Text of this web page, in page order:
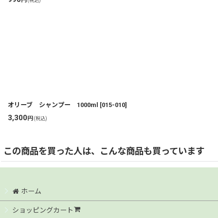
オリーブ シャンプー 1000ml [015-010]
3,300円(税込)
この商品を買った人は、こんな商品も買っています
ホーム
ショッピングカート